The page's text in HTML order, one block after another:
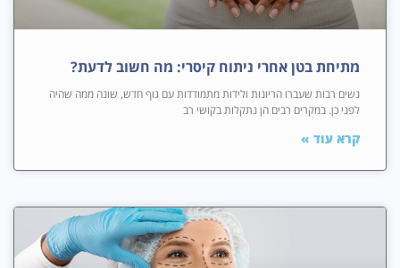
מתיחת בטן אחרי ניתוח קיסרי: מה חשוב לדעת?
נשים רבות שעברו הריונות ולידות מתמודדות עם גוף חדש, שונה ממה שהיה
לפני כן. במקרים רבים הן נתקלות בקושי רב
קרא עוד »